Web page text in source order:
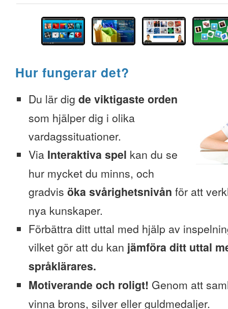
Hur fungerar det?
Du lär dig de viktigaste orden
som hjälper dig i olika
vardagssituationer.
Via Interaktiva spel kan du se
hur mycket du minns, och
gradvis öka svårighetsnivån för att
nya kunskaper.
Förbättra ditt uttal med hjälp av
vilket gör att du kan jämföra ditt uttal
språklärares.
Motiverande och roligt! Genom att
vinna brons, silver eller guldmedaljer.